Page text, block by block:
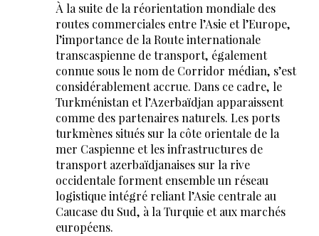
À la suite de la réorientation mondiale des
routes commerciales entre l’Asie et l’Europe,
l’importance de la Route internationale
transcaspienne de transport, également
connue sous le nom de Corridor médian, s’est
considérablement accrue. Dans ce cadre, le
Turkménistan et l’Azerbaïdjan apparaissent
comme des partenaires naturels. Les ports
turkmènes situés sur la côte orientale de la
mer Caspienne et les infrastructures de
transport azerbaïdjanaises sur la rive
occidentale forment ensemble un réseau
logistique intégré reliant l’Asie centrale au
Caucase du Sud, à la Turquie et aux marchés
européens.